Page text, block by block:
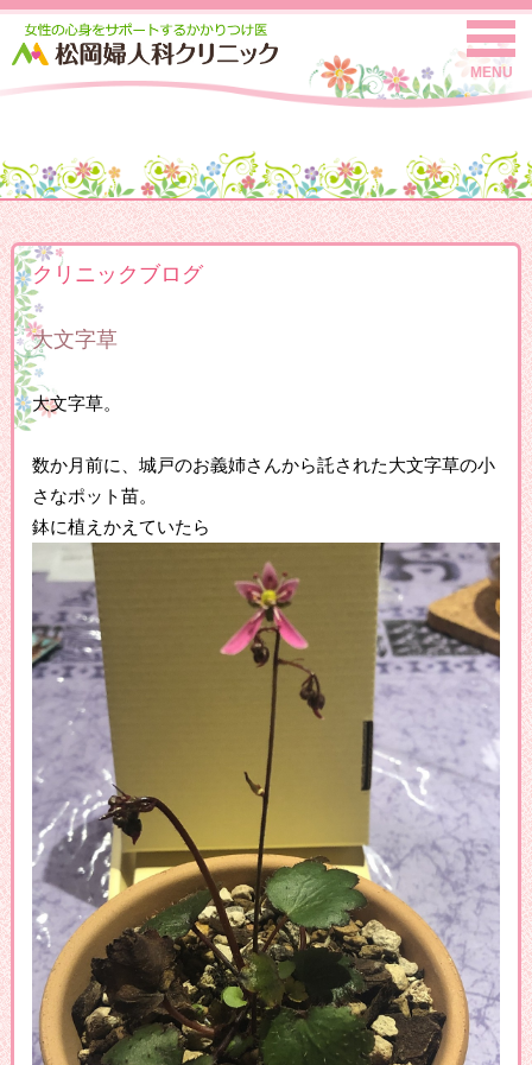
MENU
クリニックブログ
大文字草
大文字草。
数か月前に、城戸のお義姉さんから託された大文字草の小
さなポット苗。
鉢に植えかえていたら